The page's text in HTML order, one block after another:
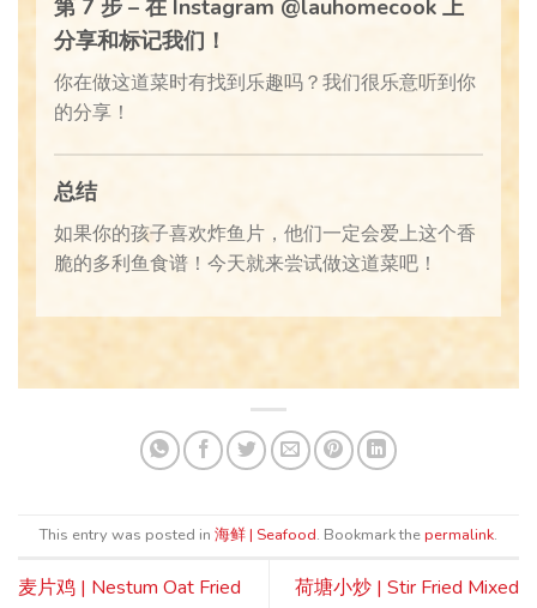
第 7 步 – 在 Instagram @lauhomecook 上
分享和标记我们！
你在做这道菜时有找到乐趣吗？我们很乐意听到你
的分享！
总结
如果你的孩子喜欢炸鱼片，他们一定会爱上这个香
脆的多利鱼食谱！今天就来尝试做这道菜吧！
This entry was posted in 海鲜 | Seafood. Bookmark thepermalink.
麦片鸡 | Nestum Oat Fried
荷塘小炒 | Stir Fried Mixed